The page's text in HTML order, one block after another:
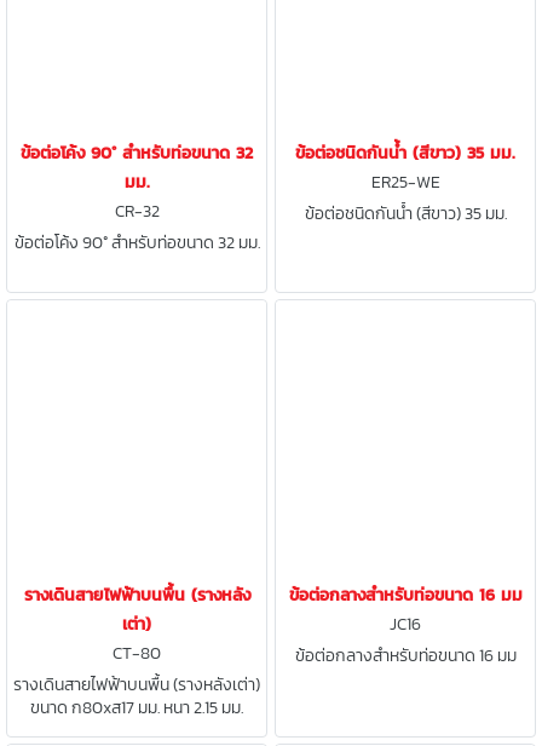
ข้อต่อโค้ง 90° สำหรับท่อขนาด 32
มม.
CR-32
ข้อต่อโค้ง 90° สำหรับท่อขนาด 32 มม.
ข้อต่อชนิดกันน้ำ (สีขาว) 35 มม.
ER25-WE
ข้อต่อชนิดกันน้ำ (สีขาว) 35 มม.
รางเดินสายไฟฟ้าบนพื้น (รางหลัง
เต่า)
CT-80
รางเดินสายไฟฟ้าบนพื้น (รางหลังเต่า)
ขนาด ก80xส17 มม. หนา 2.15 มม.
พื้นที่ตัด 1,600 มม. ยาว 2 ม.
ข้อต่อกลางสำหรับท่อขนาด 16 มม
JC16
ข้อต่อกลางสำหรับท่อขนาด 16 มม